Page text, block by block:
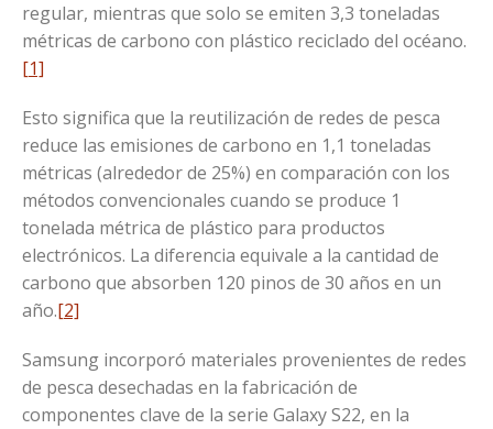
regular, mientras que solo se emiten 3,3 toneladas
métricas de carbono con plástico reciclado del océano.
[1]
Esto significa que la reutilización de redes de pesca
reduce las emisiones de carbono en 1,1 toneladas
métricas (alrededor de 25%) en comparación con los
métodos convencionales cuando se produce 1
tonelada métrica de plástico para productos
electrónicos. La diferencia equivale a la cantidad de
carbono que absorben 120 pinos de 30 años en un
año.[2]
Samsung incorporó materiales provenientes de redes
de pesca desechadas en la fabricación de
componentes clave de la serie Galaxy S22, en la